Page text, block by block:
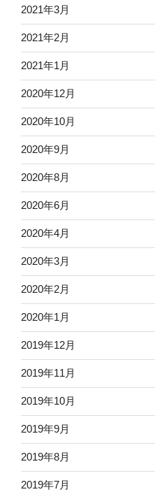
2021年3月
2021年2月
2021年1月
2020年12月
2020年10月
2020年9月
2020年8月
2020年6月
2020年4月
2020年3月
2020年2月
2020年1月
2019年12月
2019年11月
2019年10月
2019年9月
2019年8月
2019年7月